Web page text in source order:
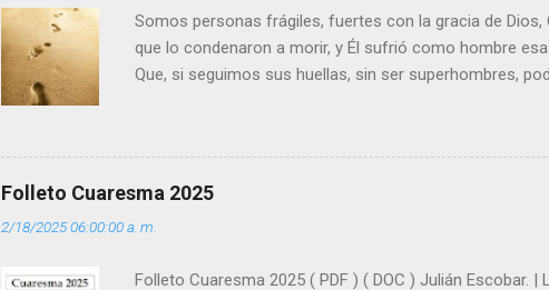
Somos personas frágiles, fuertes con la gracia de
que lo condenaron a morir, y Él sufrió como hombre
Que, si seguimos sus huellas, sin ser superhombres,
que los demás se sientan acompañados y protegidos
pero tú me das la savia para que al menos mis ramas
”. - ¿Te sientes super hombre? - ¿Superas tu fragilidad
(+ Leer ) |
Folleto Cuaresma 2025
2/18/2025 06:00:00 a. m.
Folleto Cuaresma 2025 ( PDF ) ( DOC ) Julián Escobar. |